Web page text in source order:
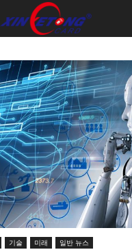
기술 미래 일반 뉴스